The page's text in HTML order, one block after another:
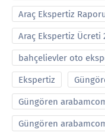
Araç Ekspertiz
Araç Ekspertiz Ücreti
bahçelievler oto
Ekspertiz
Güngören
Güngören